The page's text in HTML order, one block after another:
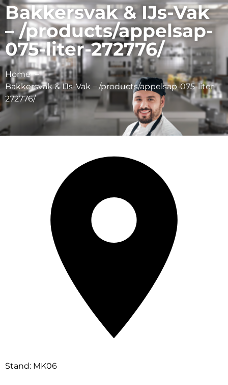
Bakkersvak & IJs-Vak
– /products/appelsap-
075-liter-272776/
Home
Bakkersvak & IJs-Vak – /products/appelsap-075-liter-
272776/
Schulp Vruchtensappen
Stand: MK06